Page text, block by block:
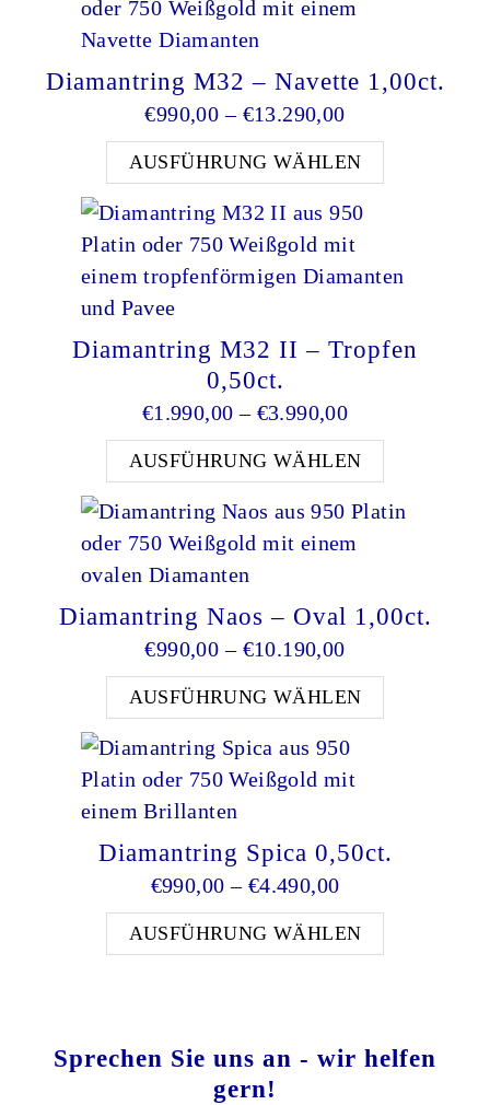
Diamantring M32 – Navette 1,00ct.
€990,00 – €13.290,00Preisspanne:
AUSFÜHRUNG WÄHLEN
Diamantring M32 II – Tropfen
0,50ct.
€1.990,00 – €3.990,00Preisspanne:
AUSFÜHRUNG WÄHLEN
Diamantring Naos – Oval 1,00ct.
€990,00 – €10.190,00Preisspanne:
AUSFÜHRUNG WÄHLEN
Diamantring Spica 0,50ct.
€990,00 – €4.490,00Preisspanne:
AUSFÜHRUNG WÄHLEN
Sprechen Sie uns an - wir helfen
gern!